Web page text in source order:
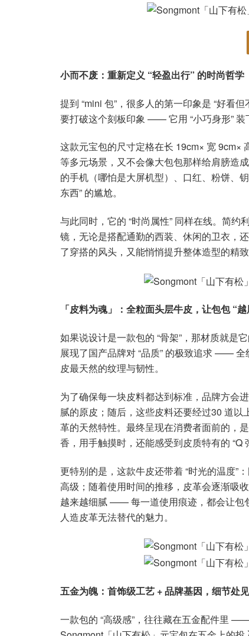
小而不废：重新定义 “轻盈出行” 的时尚哲学
提到 “mini 包”，很多人的第一印象是 “好看
要打破这个刻板印象 —— 它用 “小巧身形” 装
这款元宝包的尺寸定格在长 19cm× 宽 9cm×
等多元场景，又不会像大包包那样给肩膀造
的手机（哪怕是大屏机型）、口红、粉饼、
东西” 的尴尬。
与此同时，它的 “时尚属性” 同样在线。简
镜，无论是搭配通勤的西装、休闲的卫衣，
了穿搭的风头，又能悄悄提升整体造型的精致
「皮料为魂」：全粒面头层牛皮，让包包 “
如果说设计是一款包的 “骨架”，那材质就是
展现了国产品牌对 “品质” 的极致追求 ——
皮最天然的纹理与韧性。
为了确保每一块皮料都达到标准，品牌方会
腻的原皮；随后，这些皮料还要经过30 道
革的天然特性。最终呈现在消费者面前的，
香，用手触摸时，还能感受到皮质特有的 “Q
更特别的是，这款牛皮还带着 “时光的温度”
高级；随着使用时间的推移，皮革会逐渐吸
越来越细腻 —— 每一道使用痕迹，都会让包
人造皮革无法替代的魅力。
五金为魄：首饰级工艺 + 品牌基因，细节处
一款包的 “高级感”，往往藏在五金配件里